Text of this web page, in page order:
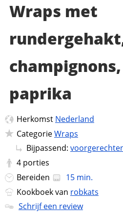
Wraps met
paprika
Herkomst Nederland
CategorieWraps
Bijpassend:
4 porties
Bereiden
15 min.
Kookboek van robkats
Schrijf een review